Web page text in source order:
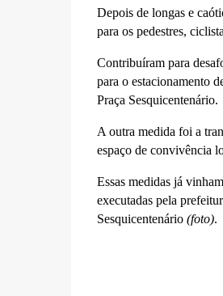
Depois de longas e
para os pedestres,
Contribuíram para
para o estacionamento
Praça Sesquicentenário.
A outra medida foi a
espaço de convivência
Essas medidas já
executadas pela
Sesquicentenário (foto).